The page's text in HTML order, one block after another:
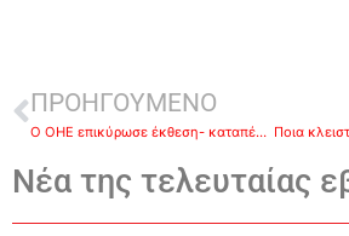
ΠΡΟΗΓΟΥΜΕΝΟ
Ο ΟΗΕ επικύρωσε έκθεση- καταπέλτη για Γάζα Ποια
Νέα της τελευταίας